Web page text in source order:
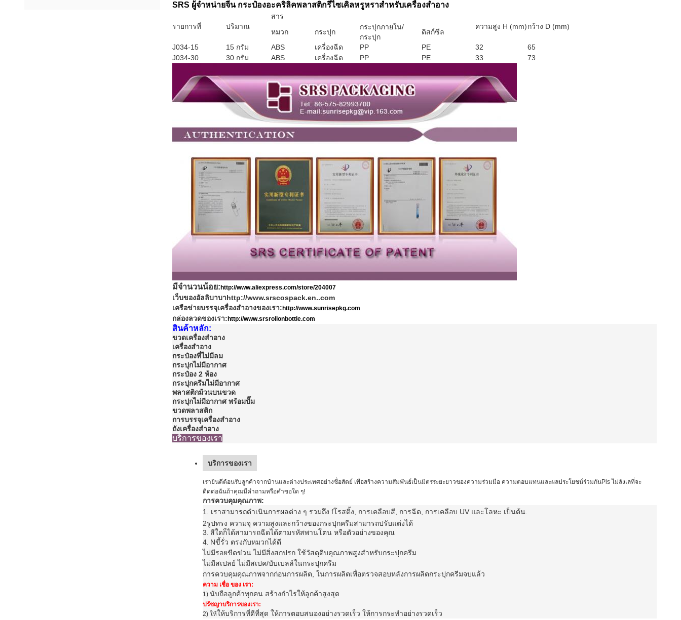
SRS ผู้จําหน่ายจีน กระป๋องอะคริลิคพลาสติกรีไซเคิลหรูหราสําหรับเครื่องสําอาง
รายการที่ ปริมาณ
สาร
ความสูง H (mm)กว้าง D (mm)
หมวก กระปุก
กระปุกภายใน/
กระปุก
ดิสก์ซีล
J034-15
15 กรัม ABS เครื่องฉีด PP PE 32
65
J034-30
30 กรัม ABS เครื่องฉีด PP PE 33 73
มีจํานวนน้อย: http://www.aliexpress.com/store/204007
เว็บของอัลลิบาบาhttp://www.srscospack.en..com
เครือข่ายบรรจุเครื่องสําอางของเรา: http://www.sunrisepkg.com
กล่องลวดของเรา: http://www.srsrollonbottle.com
สินค้าหลัก:
ขวดเครื่องสําอาง
เครื่องสําอาง
กระป๋องที่ไม่มีลม
กระปุกไม่มีอากาศ
กระป๋อง 2 ห้อง
กระปุกครีมไม่มีอากาศ
พลาสติกม้วนบนขวด
กระปุกไม่มีอากาศ พร้อมปั๊ม
ขวดพลาสติก
การบรรจุเครื่องสําอาง
ถังเครื่องสําอาง
บริการของเรา
บริการของเรา
เรายินดีต้อนรับลูกค้าจากบ้านและต่างประเทศอย่างซื่อสัตย์ เพื่อสร้างความสัมพันธ์เป็นมิตรระยะยาวของความร่วมมือ ความตอบแทนและผลประโยชน์ร่วมกันPls ไม่ลังเลที่จะ
ติดต่อฉันถ้าคุณมีคําถามหรือคําขอใด ๆ!
การควบคุมคุณภาพ:
1. เราสามารถดําเนินการผลต่าง ๆ รวมถึง fโรสติ้ง, การเคลือบสี, การฉีด, การเคลือบ UV และโลหะ เป็นต้น
2รูปทรง ความจุ ความสูงและกว้างของกระปุกครีมสามารถปรับแต่งได้
3. สีใดก็ได้สามารถฉีดได้ตามรหัสพานโตน หรือตัวอย่างของคุณ
4. Nขี้รั่ว ตรงกับหมวกได้ดี
ไม่มีรอยขีดข่วน ไม่มีสิ่งสกปรก ใช้วัสดุดิบคุณภาพสูงสําหรับกระปุกครีม
ไม่มีสเปลย์ ไม่มีสเปค/บับเบลล์ในกระปุกครีม
การควบคุมคุณภาพจากก่อนการผลิต, ในการผลิตเพื่อตรวจสอบหลังการผลิตกระปุกครีมจบแล้ว
ความ เชื่อ ของ เรา:
1) นับถือลูกค้าทุกคน สร้างกําไรให้ลูกค้าสูงสุด
ปรัชญาบริการของเรา:
2) ให้ให้บริการที่ดีที่สุด ให้การตอบสนองอย่างรวดเร็ว ให้การกระทําอย่างรวดเร็ว